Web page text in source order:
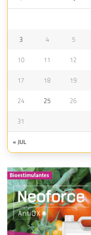
3 4 5
10 11 12
17 18 19
24 25 26
31
« JUL